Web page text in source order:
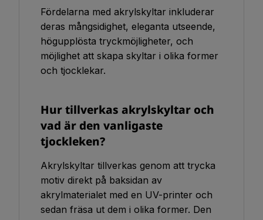
Fördelarna med akrylskyltar inkluderar
deras mångsidighet, eleganta utseende,
högupplösta tryckmöjligheter, och
möjlighet att skapa skyltar i olika former
och tjocklekar.
Hur tillverkas akrylskyltar och
vad är den vanligaste
tjockleken?
Akrylskyltar tillverkas genom att trycka
motiv direkt på baksidan av
akrylmaterialet med en UV-printer och
sedan fräsa ut dem i olika former. Den